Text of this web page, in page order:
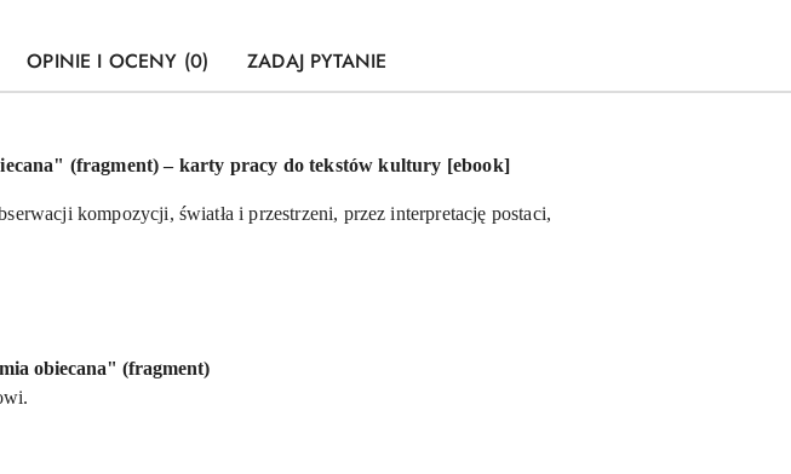
OPINIE I OCENY (0) ZADAJ PYTANIE
(fragment) – karty pracy do tekstów kultury [ebook]
kompozycji, światła i przestrzeni, przez interpretację postaci,
obiecana" (fragment)